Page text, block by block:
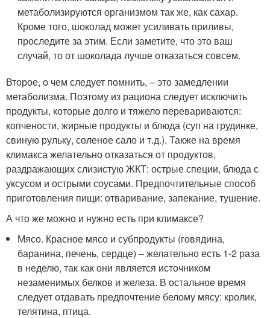
метаболизируются организмом так же, как сахар.
Кроме того, шоколад может усиливать приливы,
проследите за этим. Если заметите, что это ваш
случай, то от шоколада лучше отказаться совсем.
Второе, о чем следует помнить, – это замедлении
метаболизма. Поэтому из рациона следует исключить
продукты, которые долго и тяжело перевариваются:
копчености, жирные продукты и блюда (суп на грудинке,
свиную рульку, соленое сало и т.д.). Также на время
климакса желательно отказаться от продуктов,
раздражающих слизистую ЖКТ: острые специи, блюда с
уксусом и острыми соусами. Предпочтительные способ
приготовления пищи: отваривание, запекание, тушение.
А что же можно и нужно есть при климаксе?
Мясо. Красное мясо и субпродукты (говядина,
баранина, печень, сердце) – желательно есть 1-2 раза
в неделю, так как они является источником
незаменимых белков и железа. В остальное время
следует отдавать предпочтение белому мясу: кролик,
телятина, птица.